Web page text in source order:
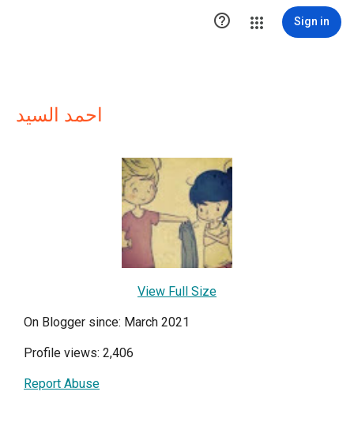
 Sign in
احمد السيد
View Full Size
On Blogger since: March 2021
Profile views: 2,406
Report Abuse